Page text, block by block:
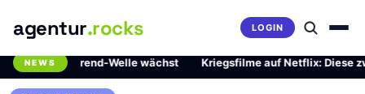
agentur.rocks LOGIN
NEWS
Breaking News Ticker
Trend-Welle wächst· Kriegsfilme auf Netflix: Diese zwei